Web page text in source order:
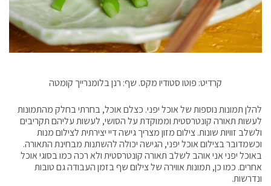
קרדיט: פוטו סטודיו מקס. שף: רנן בלומנרייך קומטה
להלן תמונות נוספות של אוכל יפני. כצלם אוכל, בחרתי בחלק מהתמונות
לעשות תאורה קונטרסטית וממוקדת על הסושי, לעשות עליהם תקריבים
ולשלב זוויות שונות. צילום מזון מצריך גישה דיי יצירתית לצילום מנות
וכשמדובר בצילום אוכל יפני, הגישה יכולה להשתנות מבחינת התאורה.
באוכל יפני אני אוהב לשלב תאורה קונטרסטית ולא רכה כמו בסוגי אוכל
אחרים. כמו כן, תמונות אווירה של צילום שף בזמן העבודה גם טובות
ונדרשות.